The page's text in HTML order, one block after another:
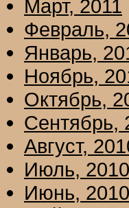
Март, 2011
Февраль,
Январь,
Ноябрь,
Октябрь,
Сентябрь,
Август,
Июль, 2010
Июнь, 2010